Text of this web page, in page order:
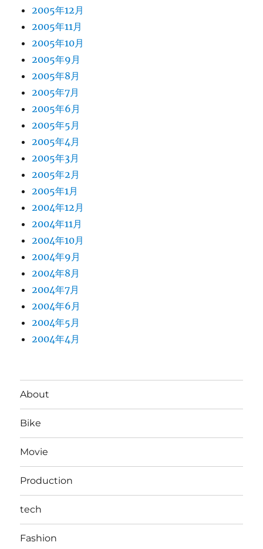
2005年12月
2005年11月
2005年10月
2005年9月
2005年8月
2005年7月
2005年6月
2005年5月
2005年4月
2005年3月
2005年2月
2005年1月
2004年12月
2004年11月
2004年10月
2004年9月
2004年8月
2004年7月
2004年6月
2004年5月
2004年4月
About
Bike
Movie
Production
tech
Fashion